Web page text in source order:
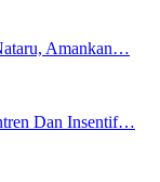
Amankan…
Dan Insentif…